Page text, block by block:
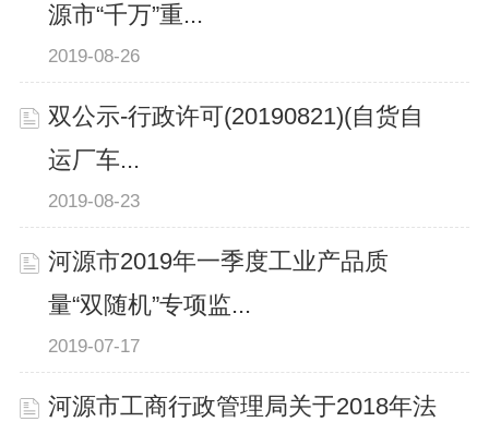
源市“千万”重...
2019-08-26
双公示-行政许可(20190821)(自货自
运厂车...
2019-08-23
河源市2019年一季度工业产品质
量“双随机”专项监...
2019-07-17
河源市工商行政管理局关于2018年法